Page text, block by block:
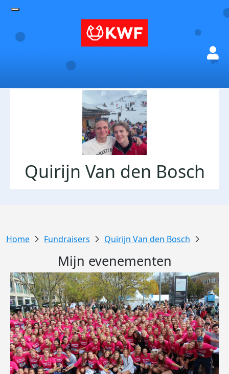
Quirijn Van den Bosch
Fundraisers Quirijn Van den Bosch
Mijn evenementen